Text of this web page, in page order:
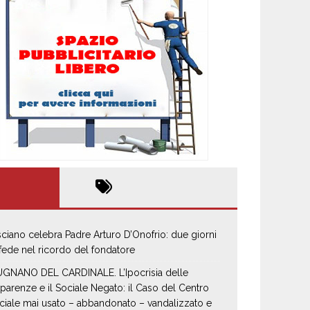
celebra Padre Arturo D’Onofrio: due giorni
nel ricordo del fondatore
DEL CARDINALE. L’Ipocrisia delle
e il Sociale Negato: il Caso del Centro
mai usato – abbandonato – vandalizzato e